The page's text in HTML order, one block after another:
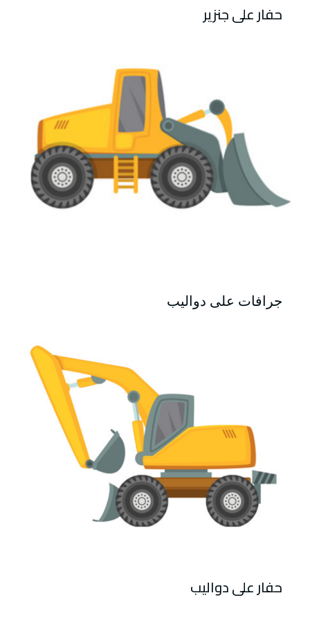
حفار على جنزير
جرافات على دواليب
حفار على دواليب